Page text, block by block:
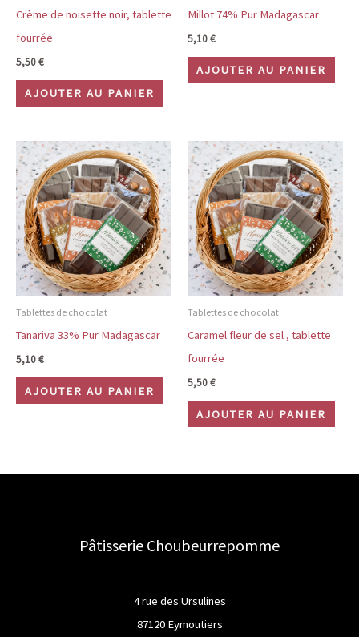
Crème de noisette noir, tablette
fourrée
5,50€
AJOUTER AU PANIER
Millot 74% Pur Madagascar
5,10€
AJOUTER AU PANIER
Tablettes de chocolat
Tanariva 33% Pur Madagascar
5,10€
AJOUTER AU PANIER
Tablettes de chocolat
Caramel fleur de sel , tablette
fourrée
5,50€
AJOUTER AU PANIER
Pâtisserie Choubeurrepomme
4 rue des Ursulines
87120 Eymoutiers